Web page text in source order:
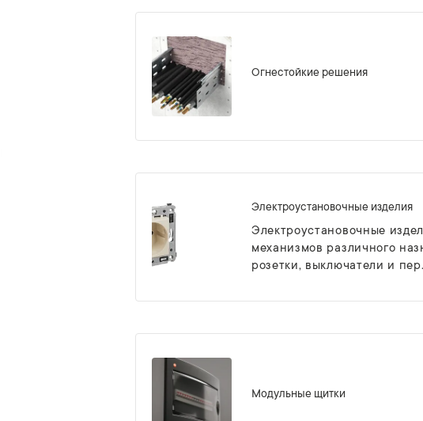
Огнестойкие решения
Электроустановочные изделия
Электроустановочные
механизмов различного
розетки, выключатели и
Модульные щитки